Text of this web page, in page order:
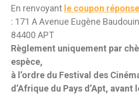
En renvoyant le coupon réponse
: 171 A Avenue Eugène Baudouin
84400 APT
Règlement uniquement par
espèce,
à l’ordre du Festival des
d’Afrique du Pays d’Apt, avant